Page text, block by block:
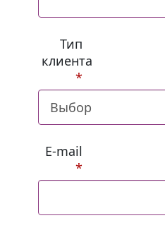
Тип
клиента
*
E-mail
*